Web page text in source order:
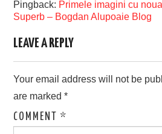
Pingback: Primele imagini cu
Superb – Bogdan Alupoaie Blog
LEAVE A REPLY
Your email address will not be
are marked*
COMMENT*